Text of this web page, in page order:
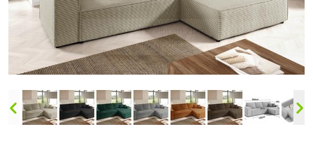
Doppelt antippen zum
vergrößern